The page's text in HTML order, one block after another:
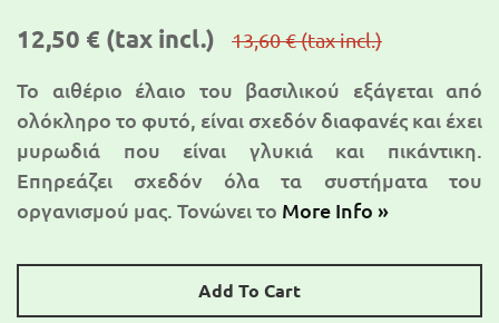
12,50 € (tax incl.) 13,60 €(tax incl.)
To αιθέριο έλαιο του βασιλικού εξάγεται από
ολόκληρο το φυτό, είναι σχεδόν διαφανές και έχει
μυρωδιά που είναι γλυκιά και πικάντικη.
Επηρεάζει σχεδόν όλα τα συστήματα του
οργανισμού μας. Τονώνει το More Info »
Add To Cart